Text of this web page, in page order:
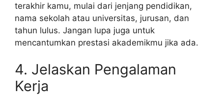
terakhir kamu, mulai dari jenjang pendidikan,
nama sekolah atau universitas, jurusan, dan
tahun lulus. Jangan lupa juga untuk
mencantumkan prestasi akademikmu jika ada.
4. Jelaskan Pengalaman
Kerja